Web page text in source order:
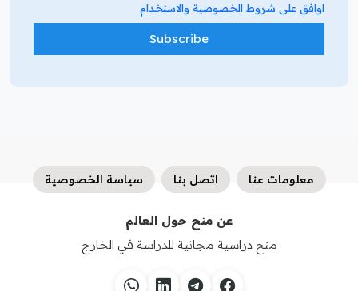
اوافق على شروط الخصوصية والاستخدام
معلومات عنا اتصل بنا سياسة الخصوصية
عن منح حول العالم
منح دراسية مجانية للدراسة في الخارج